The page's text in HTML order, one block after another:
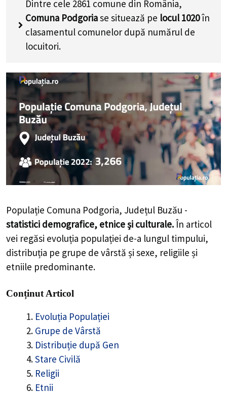
Dintre cele 2861 comune din România,
Comuna Podgoriase situează pe locul 1020în
clasamentul comunelor după numărul de
locuitori.
Populație Comuna Podgoria, Județul Buzău -
statistici demografice, etnice și culturale.În articol
vei regăsi evoluția populației de-a lungul timpului,
distribuția pe grupe de vârstă și sexe, religiile și
etniile predominante.
Conținut Articol
Evoluția Populației
Grupe de Vârstă
Distribuție după Gen
Stare Civilă
Religii
Etnii